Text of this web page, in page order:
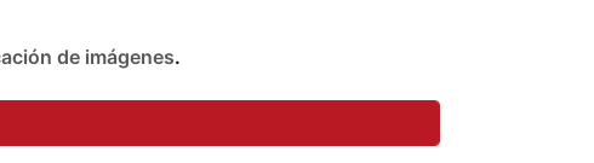
de imágenes.